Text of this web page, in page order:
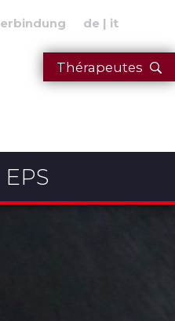
Thérapeutes
de it